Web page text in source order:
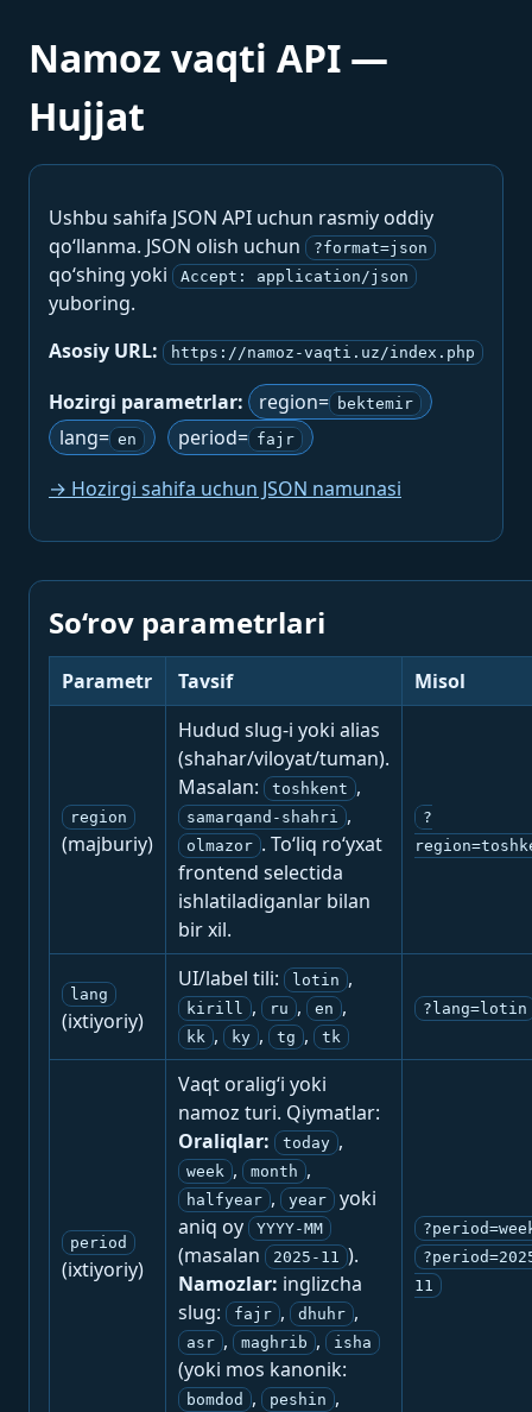
Namoz vaqti API —
Hujjat
Ushbu sahifa JSON API uchun rasmiy oddiy
qo‘llanma. JSON olish uchun
?format=json
qo‘shing yoki Accept: application/json
yuboring.
Asosiy URL:
https://namoz-vaqti.uz/index.php
Hozirgi parametrlar: region= bektemir
lang= en period= fajr
→ Hozirgi sahifa uchun JSON namunasi
So‘rov parametrlari
Parametr Tavsif Misol
region
(majburiy)
Hudud slug-i yoki alias
(shahar/viloyat/tuman).
Masalan:
toshkent ,
samarqand-shahri ,
olmazor . To‘liq ro‘yxat
frontend selectida
ishlatiladiganlar bilan
bir xil.
?
lang
(ixtiyoriy)
UI/label tili: lotin ,
kirill , ru , en ,
kk , ky , tg , tk
?lang=lotin
period
(ixtiyoriy)
Vaqt oralig‘i yoki
namoz turi. Qiymatlar:
Oraliqlar:
today ,
week , month ,
halfyear , year
yoki
aniq oy
YYYY-MM
(masalan 2025-11 ).
Namozlar: inglizcha
slug:
fajr , dhuhr ,
asr , maghrib , isha
(yoki mos kanonik:
bomdod , peshin ,
11